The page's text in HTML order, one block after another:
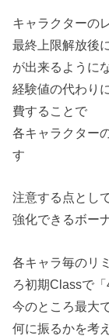
キャラクターの
最終上限解放後
が出来るように
経験値の代わり
費することで
各キャラクター
す
注意する点とし
強化できるボー
各キャラ毎のリ
ろ初期Classで
今のところ最大
何に振るかを考